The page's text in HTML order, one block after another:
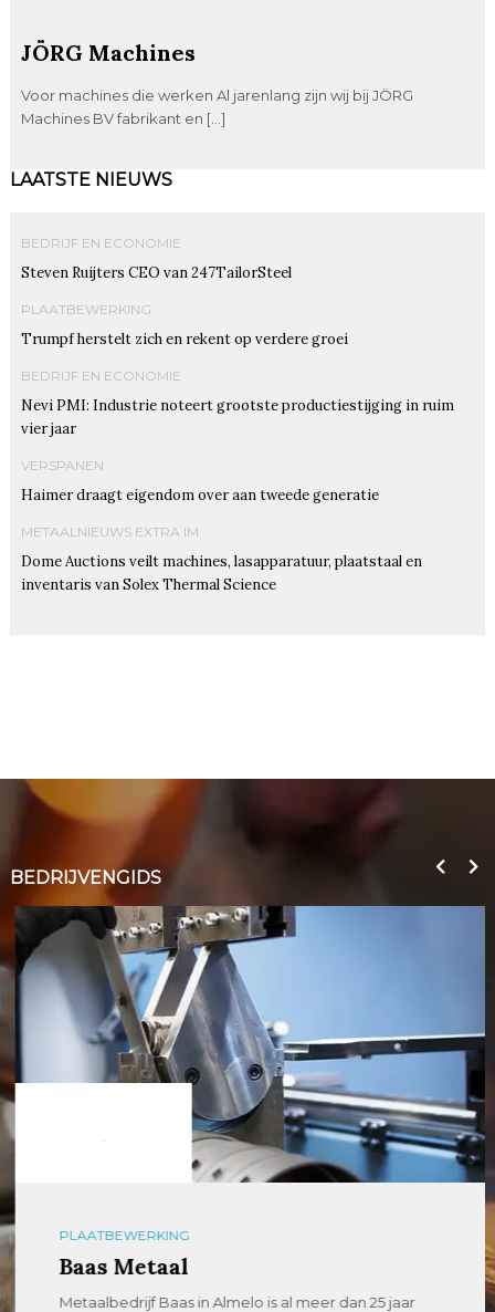
JÖRG Machines
Voor machines die werken Al jarenlang zijn wij bij JÖRG
Machines BV fabrikant en […]
LAATSTE NIEUWS
BEDRIJF EN ECONOMIE
Steven Ruijters CEO van 247TailorSteel
PLAATBEWERKING
Trumpf herstelt zich en rekent op verdere groei
BEDRIJF EN ECONOMIE
Nevi PMI: Industrie noteert grootste productiestijging in ruim
vier jaar
VERSPANEN
Haimer draagt eigendom over aan tweede generatie
METAALNIEUWS EXTRA IM
Dome Auctions veilt machines, lasapparatuur, plaatstaal en
inventaris van Solex Thermal Science
BEDRIJVENGIDS
PLAATBEWERKING
Baas Metaal
Metaalbedrijf Baas in Almelo is al meer dan 25 jaar